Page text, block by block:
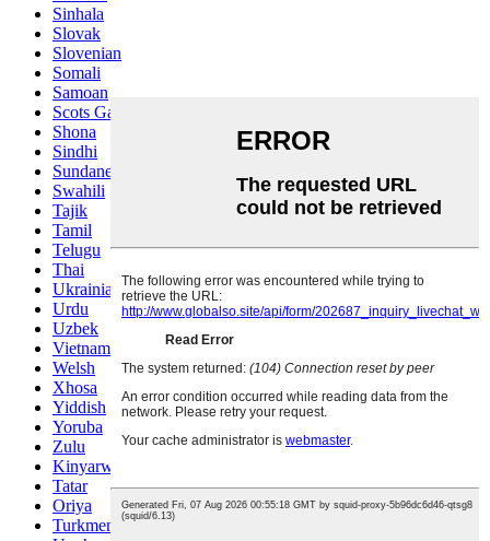
Sinhala
Slovak
Slovenian
Somali
Samoan
Scots Gaelic
Shona
Sindhi
Sundanese
Swahili
Tajik
Tamil
Telugu
Thai
Ukrainian
Urdu
Uzbek
Vietnamese
Welsh
Xhosa
Yiddish
Yoruba
Zulu
Kinyarwanda
Tatar
Oriya
Turkmen